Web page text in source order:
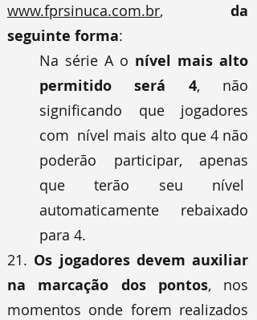
www.fprsinuca.com.br, da
seguinte forma:
Na série A o nível mais alto
permitido será 4, não
significando que jogadores
com nível mais alto que 4 não
poderão participar, apenas
que terão seu nível
automaticamente rebaixado
para 4.
21. Os jogadores devem auxiliar
na marcação dos pontos, nos
momentos onde forem realizados